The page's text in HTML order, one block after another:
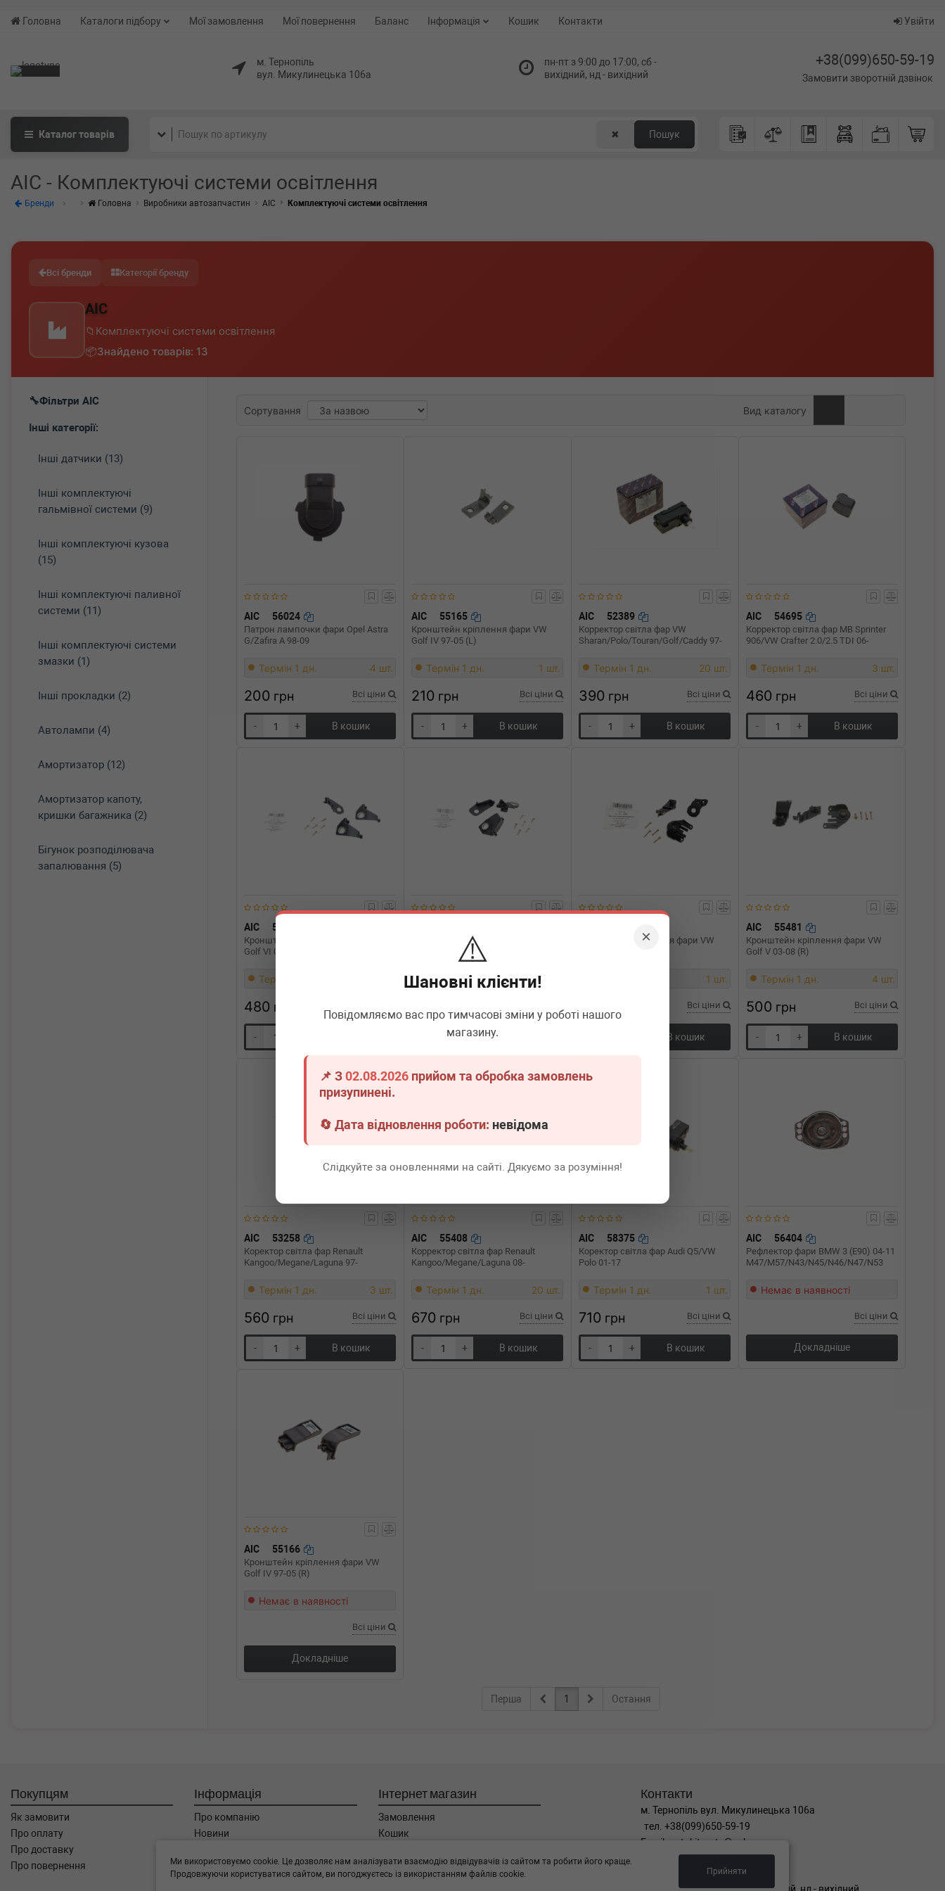
×
⚠️
Шановні клієнти!
Повідомляємо вас про тимчасові зміни у роботі нашого
магазину.
📌 З02.08.2026 прийом та обробка замовлень
призупинені.
🔄 Дата відновлення роботи: невідома
Слідкуйте за оновленнями на сайті. Дякуємо за розуміння!
Головна Каталоги підбору Мої замовлення Мої повернення Баланс Інформація Кошик Контакти Увійти
м. Тернопіль
вул. Микулинецька 106а
пн-пт з 9:00 до 17:00, сб -
вихідний, нд - вихідний
+38(099)650-59-19
Замовити зворотній дзвінок
Каталогтоварів ✖ Пошук
AIC - Комплектуючі системи освітлення
Бренди Головна Виробники автозапчастин AIC Комплектуючі системи освітлення
Всі бренди Категорії бренду
AIC
Комплектуючі системи освітлення
Знайдено товарів: 13
Фільтри AIC
Інші категорії:
Інші датчики (13)
Інші комплектуючі
гальмівної системи (9)
Інші комплектуючі кузова
(15)
Інші комплектуючі паливної
системи (11)
Інші комплектуючі системи
змазки (1)
Інші прокладки (2)
Автолампи (4)
Амортизатор (12)
Амортизатор капоту,
кришки багажника (2)
Бігунок розподілювача
запалювання (5)
Сортування Вид каталогу
AIC 56024
Патрон лампочки фари Opel Astra
G/Zafira A 98-09
Термін 1 дн. 4 шт.
200 грн Всі ціни
- + В кошик
AIC 55165
Кронштейн кріплення фари VW
Golf IV 97-05 (L)
Термін 1 дн. 1 шт.
210 грн Всі ціни
- + В кошик
AIC 52389
Корректор світла фар VW
Sharan/Polo/Touran/Golf/Caddy 97-
Термін 1 дн. 20 шт.
390 грн Всі ціни
- + В кошик
AIC 54695
Корректор світла фар MB Sprinter
906/VW Crafter 2.0/2.5 TDI 06-
Термін 1 дн. 3 шт.
460 грн Всі ціни
- + В кошик
AIC 55482
Кронштейн кріплення фари VW
Golf VI 08-12 (L)
Термін 1 дн.
480 грн
-
Кронштейн кріплення фари VW
Golf VI 08-12 (R)
Термін 1 дн. 1 шт.
+
Кронштейн кріплення фари VW
1 шт.
Всі ціни
В кошик
AIC 55481
Кронштейн кріплення фари VW
Golf V 03-08 (R)
Термін 1 дн. 4 шт.
500 грн Всі ціни
- + В кошик
AIC 53258
Коректор світла фар Renault
Kangoo/Megane/Laguna 97-
Термін 1 дн. 3 шт.
560 грн Всі ціни
- + В кошик
AIC 55408
Корректор світла фар Renault
Kangoo/Megane/Laguna 08-
Термін 1 дн. 20 шт.
670 грн Всі ціни
- + В кошик
AIC 58375
Коректор світла фар Audi Q5/VW
Polo 01-17
Термін 1 дн. 1 шт.
710 грн Всі ціни
- + В кошик
AIC 56404
Рефлектор фари BMW 3 (E90) 04-11
M47/M57/N43/N45/N46/N47/N53
Немає в наявності
Всі ціни
Докладніше
AIC 55166
Кронштейн кріплення фари VW
Golf IV 97-05 (R)
Немає в наявності
Всі ціни
Докладніше
Перша 1 Остання
Покупцям
Як замовити
Про оплату
Про доставку
Про повернення
Інформація
Про компанію
Новини
Угода користувача
Контакти
Інтернет магазин
Замовлення
Кошик
Каталог товарів
Контакти
м. Тернопіль вул. Микулинецька 106а
тел. +38(099)650-59-19
Email. autokitparts@yahoo.com
Графік роботи
Ми використовуємо cookie. Це дозволяє нам аналізувати взаємодію відвідувачів із сайтом та робити його краще.
Продовжуючи користуватися сайтом, ви погоджуєтесь із використанням файлів cookie.
Прийняти